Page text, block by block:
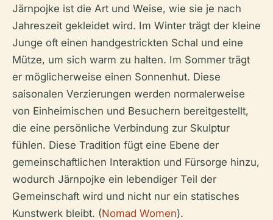
Järnpojke ist die Art und Weise, wie sie je nach
Jahreszeit gekleidet wird. Im Winter trägt der kleine
Junge oft einen handgestrickten Schal und eine
Mütze, um sich warm zu halten. Im Sommer trägt
er möglicherweise einen Sonnenhut. Diese
saisonalen Verzierungen werden normalerweise
von Einheimischen und Besuchern bereitgestellt,
die eine persönliche Verbindung zur Skulptur
fühlen. Diese Tradition fügt eine Ebene der
gemeinschaftlichen Interaktion und Fürsorge hinzu,
wodurch Järnpojke ein lebendiger Teil der
Gemeinschaft wird und nicht nur ein statisches
Kunstwerk bleibt. (Nomad Women).